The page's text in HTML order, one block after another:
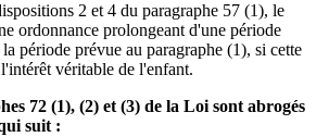
2 et 4 du paragraphe 57 (1), le
ordonnance prolongeant d'une période
période prévue au paragraphe (1), si cette
véritable de l'enfant.
72 (1), (2) et (3) de la Loi sont abrogés
suit :